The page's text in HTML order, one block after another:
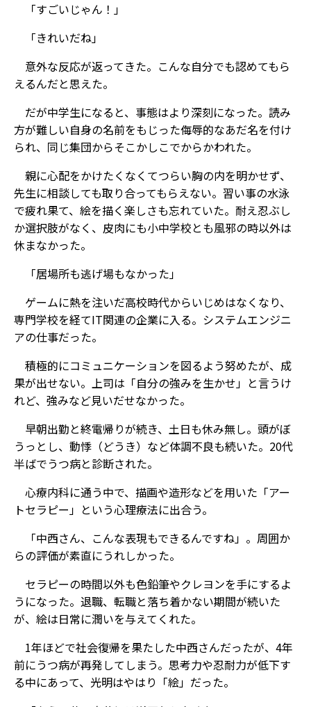
「すごいじゃん！」
「きれいだね」
意外な反応が返ってきた。こんな自分でも認めてもら
えるんだと思えた。
だが中学生になると、事態はより深刻になった。読み
方が難しい自身の名前をもじった侮辱的なあだ名を付け
られ、同じ集団からそこかしこでからかわれた。
親に心配をかけたくなくてつらい胸の内を明かせず、
先生に相談しても取り合ってもらえない。習い事の水泳
で疲れ果て、絵を描く楽しさも忘れていた。耐え忍ぶし
か選択肢がなく、皮肉にも小中学校とも風邪の時以外は
休まなかった。
「居場所も逃げ場もなかった」
ゲームに熱を注いだ高校時代からいじめはなくなり、
専門学校を経てIT関連の企業に入る。システムエンジニ
アの仕事だった。
積極的にコミュニケーションを図るよう努めたが、成
果が出せない。上司は「自分の強みを生かせ」と言うけ
れど、強みなど見いだせなかった。
早朝出勤と終電帰りが続き、土日も休み無し。頭がぼ
うっとし、動悸（どうき）など体調不良も続いた。20代
半ばでうつ病と診断された。
心療内科に通う中で、描画や造形などを用いた「アー
トセラピー」という心理療法に出合う。
「中西さん、こんな表現もできるんですね」。周囲か
らの評価が素直にうれしかった。
セラピーの時間以外も色鉛筆やクレヨンを手にするよ
うになった。退職、転職と落ち着かない期間が続いた
が、絵は日常に潤いを与えてくれた。
1年ほどで社会復帰を果たした中西さんだったが、4年
前にうつ病が再発してしまう。思考力や忍耐力が低下す
る中にあって、光明はやはり「絵」だった。